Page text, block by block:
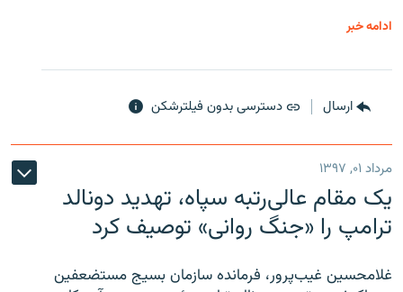
ادامه خبر
ارسال دسترسی بدون فیلترشکن
مرداد ۰۱, ۱۳۹۷
یک مقام عالی‌رتبه سپاه، تهدید دونالد
ترامپ را «جنگ روانی» توصیف کرد
غلامحسین غیب‌پرور، فرمانده سازمان بسیج مستضعفین